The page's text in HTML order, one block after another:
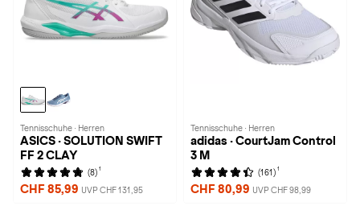
Tennisschuhe · Herren
ASICS · SOLUTION SWIFT
FF 2 CLAY
(8) 1
CHF 85,99 UVP CHF 131,95
Tennisschuhe · Herren
adidas · CourtJam Control
3 M
(161) 1
CHF 80,99 UVP CHF 98,99